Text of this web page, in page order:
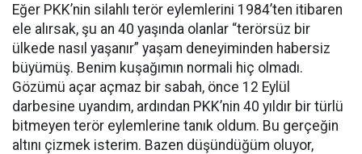
Eğer PKK’nin silahlı terör eylemlerini 1984’ten itibaren
ele alırsak, şu an 40 yaşında olanlar “terörsüz bir
ülkede nasıl yaşanır” yaşam deneyiminden habersiz
büyümüş. Benim kuşağımın normali hiç olmadı.
Gözümü açar açmaz bir sabah, önce 12 Eylül
darbesine uyandım, ardından PKK’nin 40 yıldır bir türlü
bitmeyen terör eylemlerine tanık oldum. Bu gerçeğin
altını çizmek isterim. Bazen düşündüğüm oluyor,